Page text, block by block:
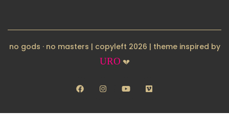
no gods · no masters | copyleft 2026 | theme inspired by
URO 💔
facebookinstagramyoutubevimeo